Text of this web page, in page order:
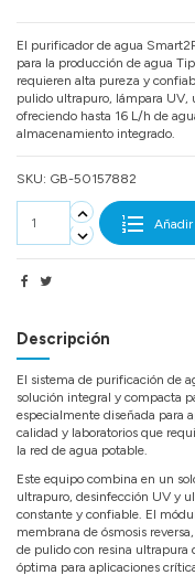
El purificador de agua
para la producción de agua
requieren alta pureza y
pulido ultrapuro, lámpara UV,
ofreciendo hasta 16 L/h de
almacenamiento integrado.
SKU: GB-50157882
Añadir
Descripción
El sistema de purificación de
solución integral y compacta
especialmente diseñada para
calidad y laboratorios que
la red de agua potable.
Este equipo combina en un
ultrapuro, desinfección UV y
constante y confiable. El
membrana de ósmosis
de pulido con resina ultrapura
óptima para aplicaciones